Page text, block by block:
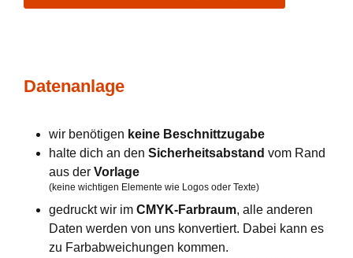
Datenanlage
wir benötigen keine Beschnittzugabe
halte dich an den Sicherheitsabstand vom Rand
aus der Vorlage
(keine wichtigen Elemente wie Logos oder Texte)
gedruckt wir im CMYK-Farbraum, alle anderen
Daten werden von uns konvertiert. Dabei kann es
zu Farbabweichungen kommen.